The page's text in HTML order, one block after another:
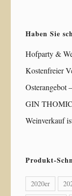
Haben Sie
Hofparty &
Kostenfreier
Osterangebot
GIN
Weinverkauf
Produkt-
2020er